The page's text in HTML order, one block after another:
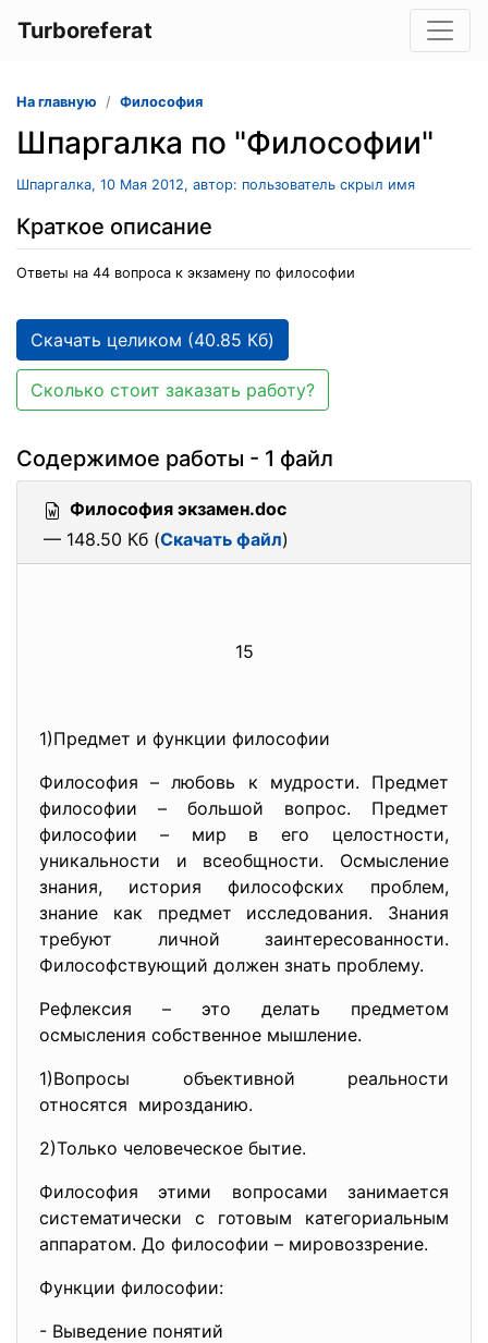
Turboreferat
На главную Философия
Шпаргалка по "Философии"
Шпаргалка, 10 Мая 2012, автор: пользователь скрыл имя
Краткое описание
Ответы на 44 вопроса к экзамену по философии
Скачать целиком (40.85 Кб)
Сколько стоит заказать работу?
Содержимое работы - 1 файл
Философия экзамен.doc
— 148.50 Кб (Скачать файл)
15
1)Предмет и функции философии
Философия – любовь к мудрости. Предмет
философии – большой вопрос. Предмет
философии – мир в его целостности,
уникальности и всеобщности. Осмысление
знания, история философских проблем,
знание как предмет исследования. Знания
требуют личной заинтересованности.
Философствующий должен знать проблему.
Рефлексия – это делать предметом
осмысления собственное мышление.
1)Вопросы объективной реальности
относятся мирозданию.
2)Только человеческое бытие.
Философия этими вопросами занимается
систематически с готовым категориальным
аппаратом. До философии – мировоззрение.
Функции философии:
- Выведение понятий